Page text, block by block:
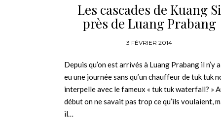
Les cascades de Kuang Si
près de Luang Prabang
3 FÉVRIER 2014
Depuis qu’on est arrivés à Luang Prabang il n’y
eu une journée sans qu’un chauffeur de tuk tuk
interpelle avec le fameux « tuk tuk waterfall? »
début on ne savait pas trop ce qu’ils voulaient,
il…